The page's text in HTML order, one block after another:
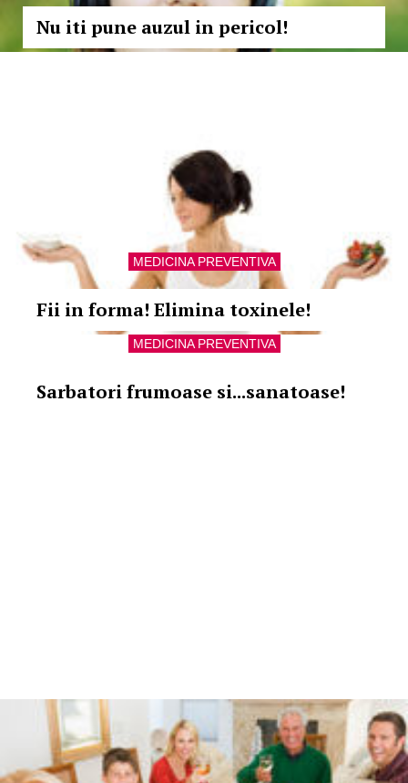
Nu iti pune auzul in pericol!
MEDICINA PREVENTIVA
Fii in forma! Elimina toxinele!
MEDICINA PREVENTIVA
Sarbatori frumoase si...sanatoase!